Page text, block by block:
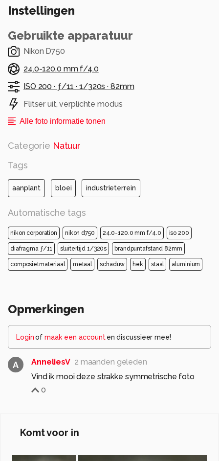
Instellingen
Gebruikte apparatuur
Nikon D750
24.0-120.0 mm f/4.0
ISO 200 · ƒ/11 · 1/320s · 82mm
Flitser uit, verplichte modus
Alle foto informatie tonen
Categorie Natuur
Tags
aanplant bloei industrieterrein
Automatische tags
nikon corporation nikon d750 24.0-120.0 mm f/4.0 iso 200
diafragma ƒ/11 sluitertijd 1/320s brandpuntafstand 82mm
composietmateriaal metaal schaduw hek staal aluminium
Opmerkingen
Loginof maak een account en discussieer mee!
A AnneliesV 2 maanden geleden
Vind ik mooi deze strakke symmetrische foto
0
Komt voor in